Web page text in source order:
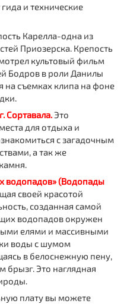
и технические
Карелла-одна из
Приозерска. Крепость
культовый фильм
Бодров в роли Данилы
на съемках клипа на фоне
Сортавала.Это
для отдыха и
с загадочным
а так же
водопадов» (Водопады
своей красотой
созданная самой
водопадов окружен
елями и массивными
воды с шумом
в белоснежную пену,
брызг. Это наглядная
плату вы можете